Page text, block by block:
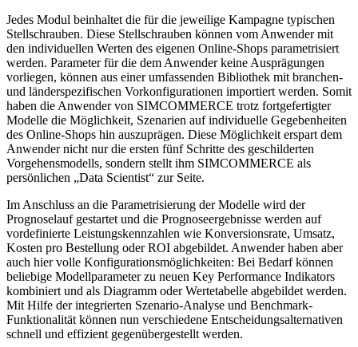
Jedes Modul beinhaltet die für die jeweilige Kampagne typischen
Stellschrauben. Diese Stellschrauben können vom Anwender mit
den individuellen Werten des eigenen Online-Shops parametrisiert
werden. Parameter für die dem Anwender keine Ausprägungen
vorliegen, können aus einer umfassenden Bibliothek mit branchen-
und länderspezifischen Vorkonfigurationen importiert werden. Somit
haben die Anwender von SIMCOMMERCE trotz fortgefertigter
Modelle die Möglichkeit, Szenarien auf individuelle Gegebenheiten
des Online-Shops hin auszuprägen. Diese Möglichkeit erspart dem
Anwender nicht nur die ersten fünf Schritte des geschilderten
Vorgehensmodells, sondern stellt ihm SIMCOMMERCE als
persönlichen „Data Scientist“ zur Seite.
Im Anschluss an die Parametrisierung der Modelle wird der
Prognoselauf gestartet und die Prognoseergebnisse werden auf
vordefinierte Leistungskennzahlen wie Konversionsrate, Umsatz,
Kosten pro Bestellung oder ROI abgebildet. Anwender haben aber
auch hier volle Konfigurationsmöglichkeiten: Bei Bedarf können
beliebige Modellparameter zu neuen Key Performance Indikators
kombiniert und als Diagramm oder Wertetabelle abgebildet werden.
Mit Hilfe der integrierten Szenario-Analyse und Benchmark-
Funktionalität können nun verschiedene Entscheidungsalternativen
schnell und effizient gegenübergestellt werden.